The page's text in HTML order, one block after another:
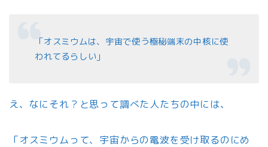
「オスミウムは、宇宙で使う極秘端末の中核に使
われてるらしい」
え、なにそれ？と思って調べた人たちの中には、
「オスミウムって、宇宙からの電波を受け取るのにめ